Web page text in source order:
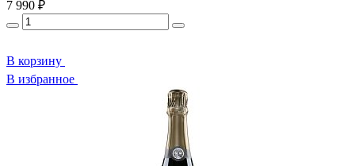
7 990 ₽
В корзину
В избранное